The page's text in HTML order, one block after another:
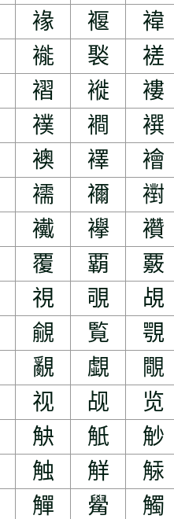
褖 褗 褘
褦 褧 褨
褶 褷 褸
襆 襇 襈
襖 襗 襘
襦 襧 襨
襶 襷 襸
覆 覇 覈
視 覗 覘
覦 覧 覨
覶 覷 覸
视 觇 览
觖 觗 觘
触 觧 觨
觶 觷 觸